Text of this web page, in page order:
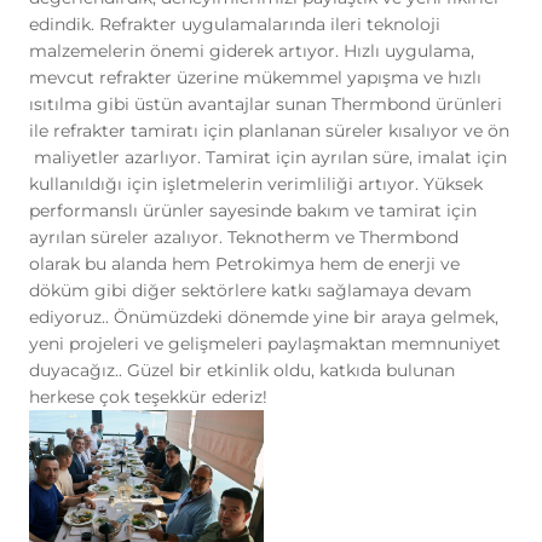
Petrokimya
Kok ve Çelik Endüstrisi
Kağıt Endustrisi
Adhesion (yapışma testleri)
Fırın sıcaklık Profil cihazları
Beton Nem Takip Sistemleri
Enspeksiyon Kitleri
Smartlink
Air Leak Test
Standardlar
Yazılım
edindik. Refrakter uygulamalarında ileri teknoloji
malzemelerin önemi giderek artıyor. Hızlı uygulama,
mevcut refrakter üzerine mükemmel yapışma ve hızlı
ısıtılma gibi üstün avantajlar sunan Thermbond ürünleri
ile refrakter tamiratı için planlanan süreler kısalıyor ve ön
maliyetler azarlıyor. Tamirat için ayrılan süre, imalat için
kullanıldığı için işletmelerin verimliliği artıyor. Yüksek
performanslı ürünler sayesinde bakım ve tamirat için
ayrılan süreler azalıyor. Teknotherm ve Thermbond
olarak bu alanda hem Petrokimya hem de enerji ve
döküm gibi diğer sektörlere katkı sağlamaya devam
ediyoruz.. Önümüzdeki dönemde yine bir araya gelmek,
yeni projeleri ve gelişmeleri paylaşmaktan memnuniyet
duyacağız.. Güzel bir etkinlik oldu, katkıda bulunan
herkese çok teşekkür ederiz!
ilişkin veriler toplanmaktadır. Bu veriler,
eriştiğiniz sayfalar, incelediğiniz hizmet ve
ürünler, tercih ettiğiniz dil seçeneği ve
diğer tercihlerinize dair bilgileri
kapsamaktadır.
2. ÇEREZ NEDİR ve KULLANIM
AMAÇLARI NELERDİR?
Çerezler, ziyaret ettiğiniz internet siteleri
tarafından tarayıcılar aracılığıyla cihazınıza
veya ağ sunucusuna depolanan küçük
metin dosyalarıdır. Sitede tercih ettiğiniz
dil ve diğer ayarları içeren bu küçük metin
dosyaları, siteye bir sonraki ziyaretinizde
tercihlerinizin hatırlanmasına ve sitedeki
deneyiminizi iyileştirmek için
hizmetlerimizde geliştirmeler yapmamıza
yardımcı olur. Böylece bir sonraki
ziyaretinizde daha iyi ve kişiselleştirilmiş
bir kullanım deneyimi yaşayabilirsiniz.
İnternet Sitemizde çerez kullanılmasının